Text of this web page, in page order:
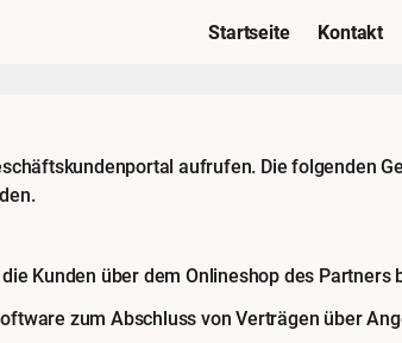
Startseite Kontakt
aufrufen. Die folgenden
Kunden über dem Onlineshop des Partners
zum Abschluss von Verträgen über